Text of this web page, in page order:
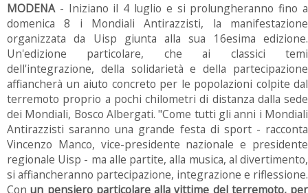
MODENA - Iniziano il 4 luglio e si prolungheranno fino a
domenica 8 i Mondiali Antirazzisti, la manifestazione
organizzata da Uisp giunta alla sua 16esima edizione.
Un'edizione particolare, che ai classici temi
dell'integrazione, della solidarietà e della partecipazione
affiancherà un aiuto concreto per le popolazioni colpite dal
terremoto proprio a pochi chilometri di distanza dalla sede
dei Mondiali, Bosco Albergati. "Come tutti gli anni i Mondiali
Antirazzisti saranno una grande festa di sport - racconta
Vincenzo Manco, vice-presidente nazionale e presidente
regionale Uisp - ma alle partite, alla musica, al divertimento,
si affiancheranno partecipazione, integrazione e riflessione.
Conun pensiero particolare alla vittime del terremoto, per